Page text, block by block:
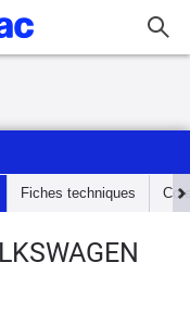
Fiches techniques